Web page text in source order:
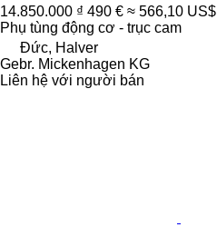
14.850.000 ₫ 490 € ≈ 566,10 US$
Phụ tùng động cơ - trục cam
Đức, Halver
Gebr. Mickenhagen KG
Liên hệ với người bán